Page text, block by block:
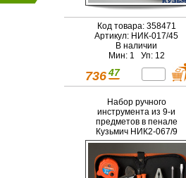
Код товара: 358471
Артикул: НИК-017/45
В наличии
Мин: 1 Уп: 12
736 47
Набор ручного
инструмента из 9-и
предметов в пенале
Кузьмич НИК2-067/9